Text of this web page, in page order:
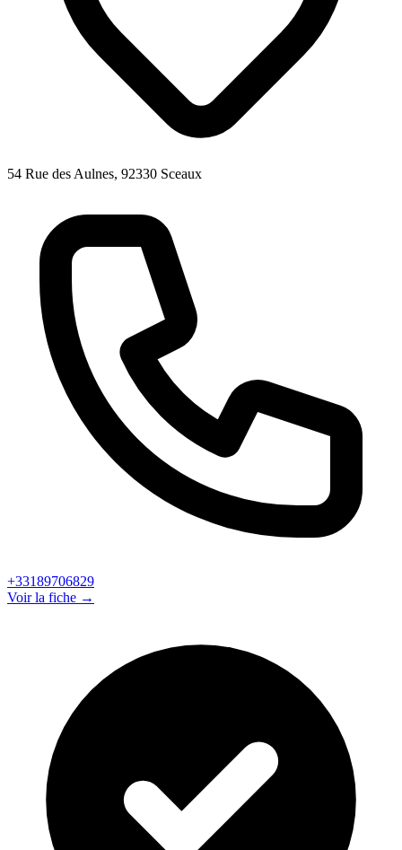
54 Rue des Aulnes, 92330 Sceaux
+33189706829
Voir la fiche →